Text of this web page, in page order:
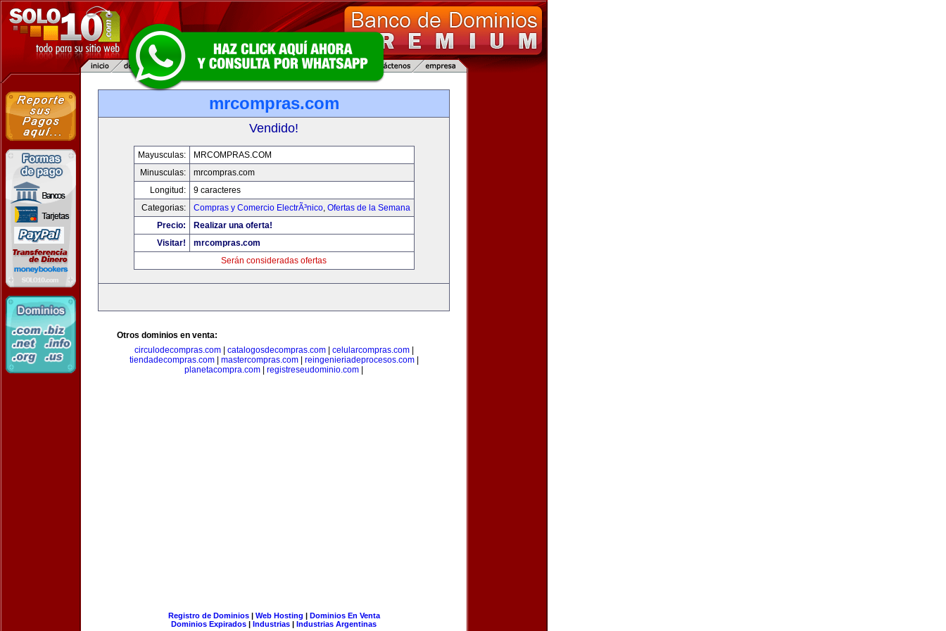
mrcompras.com
Vendido!
Mayusculas:
MRCOMPRAS.COM
Minusculas:
mrcompras.com
Longitud:
9 caracteres
Categorias:
Compras y Comercio ElectrÃ³nico, Ofertas de la Semana
Precio:
Realizar una oferta!
Visitar!
mrcompras.com
Serán consideradas ofertas
Otros dominios en venta:
circulodecompras.com| catalogosdecompras.com| celularcompras.com|
tiendadecompras.com| mastercompras.com| reingenieriadeprocesos.com|
planetacompra.com
registreseudominio.com
Registro de Dominios| Web Hosting | Dominios En Venta
Dominios Expirados | Industrias | Industrias Argentinas